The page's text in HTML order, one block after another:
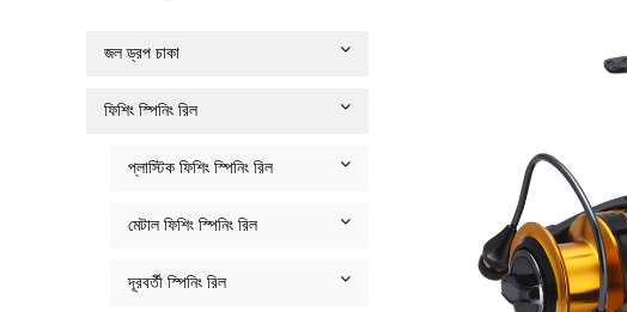
জল ড্রপ চাকা
ফিশিং স্পিনিং রিল
প্লাস্টিক ফিশিং স্পিনিং রিল
মেটাল ফিশিং স্পিনিং রিল
দূরবর্তী স্পিনিং রিল